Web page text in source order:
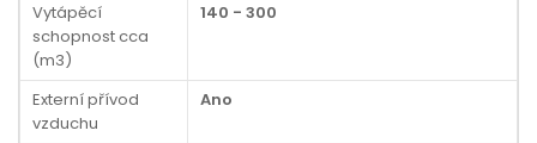
Vytápěcí
schopnost cca
(m3)
140 - 300
Externí přívod
vzduchu
Ano